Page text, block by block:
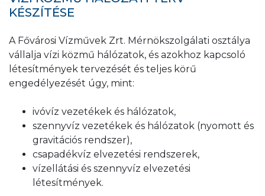
KÉSZÍTÉSE
A Fővárosi Vízművek Zrt. Mérnökszolgálati osztálya
vállalja vízi közmű hálózatok, és azokhoz kapcsoló
létesítmények tervezését és teljes körű
engedélyezését úgy, mint:
ivóvíz vezetékek és hálózatok,
szennyvíz vezetékek és hálózatok (nyomott és
gravitációs rendszer),
csapadékvíz elvezetési rendszerek,
vízellátási és szennyvíz elvezetési
létesítmények.